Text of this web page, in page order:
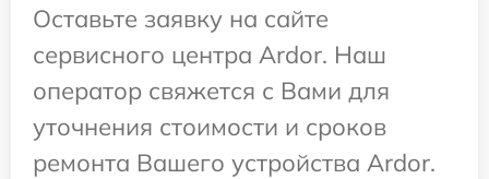
Оставьте заявку на сайте
сервисного центра Ardor. Наш
оператор свяжется с Вами для
уточнения стоимости и сроков
ремонта Вашего устройства Ardor.